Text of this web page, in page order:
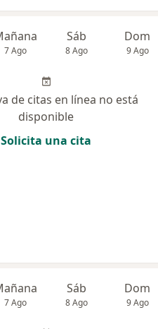
7 Ago
Sáb
8 Ago
Dom
9 Ago
de citas en línea no está
disponible
Solicita una cita
7 Ago
Sáb
8 Ago
Dom
9 Ago